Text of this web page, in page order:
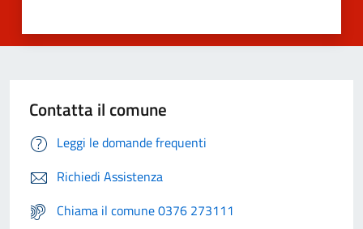
Contatta il comune
Leggi le domande frequenti
Richiedi Assistenza
Chiama il comune 0376 273111